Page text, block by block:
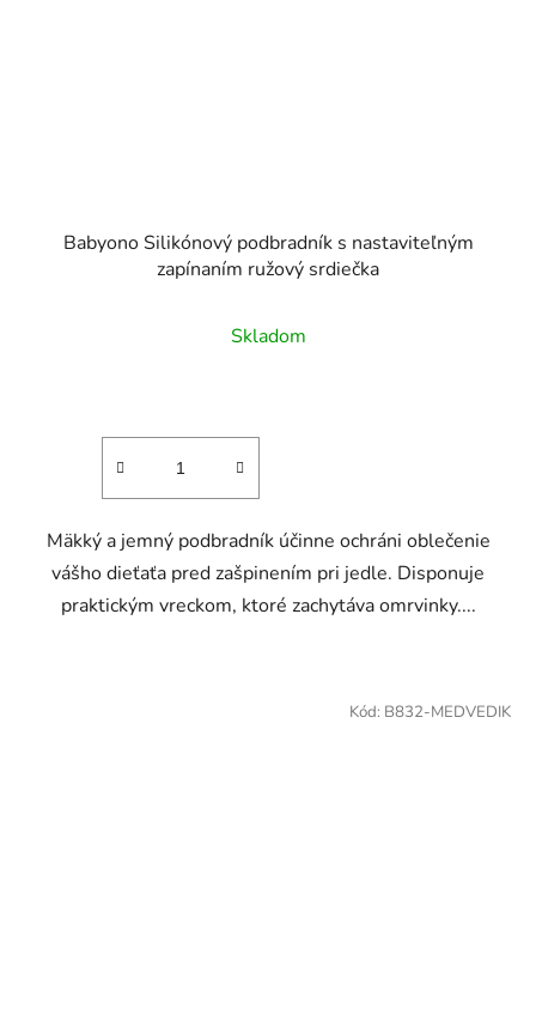
Babyono Silikónový podbradník s nastaviteľným
zapínaním ružový srdiečka
Skladom
Mäkký a jemný podbradník účinne ochráni oblečenie
vášho dieťaťa pred zašpinením pri jedle. Disponuje
praktickým vreckom, ktoré zachytáva omrvinky....
Kód: B832-MEDVEDIK